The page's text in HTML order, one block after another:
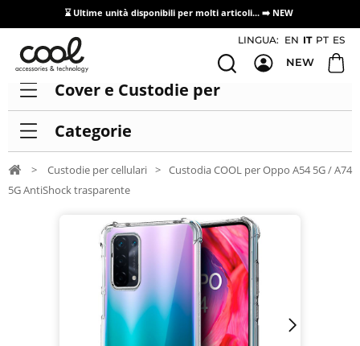
⌛ Ultime unità disponibili per molti articoli... ➡️ NEW
Accesso/registrazione distributori
LINGUA: EN IT PT ES
NEW
Cover e Custodie per
Categorie
> Custodie per cellulari > Custodia COOL per Oppo A54 5G / A74
5G AntiShock trasparente